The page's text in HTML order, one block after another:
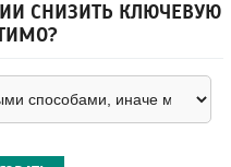
СНИЗИТЬ КЛЮЧЕВУЮ